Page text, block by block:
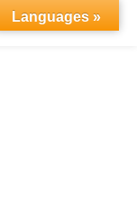
Languages »